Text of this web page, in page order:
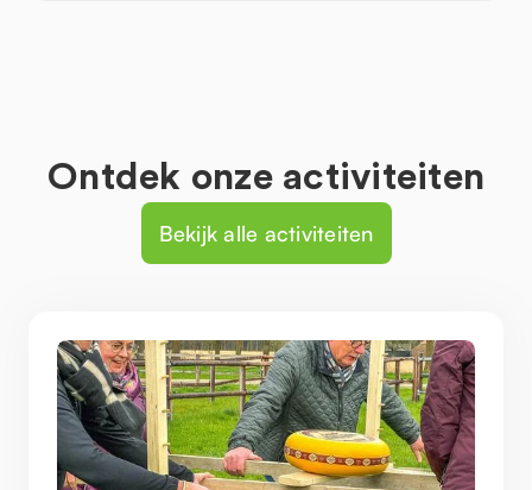
Ontdek onze activiteiten
Bekijk alle activiteiten